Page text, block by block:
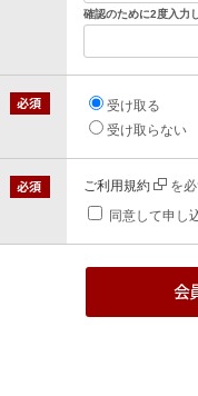
確認のために2度入力
受け取る
受け取らない
ご利用規約
を
同意して申し